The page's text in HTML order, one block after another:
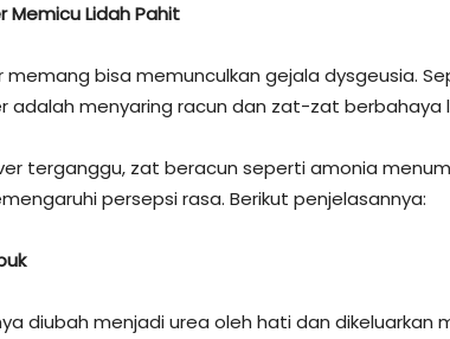
Memicu Lidah Pahit
memang bisa memunculkan gejala dysgeusia.
adalah menyaring racun dan zat-zat berbahaya
terganggu, zat beracun seperti amonia
persepsi rasa. Berikut penjelasannya:
diubah menjadi urea oleh hati dan dikeluarkan